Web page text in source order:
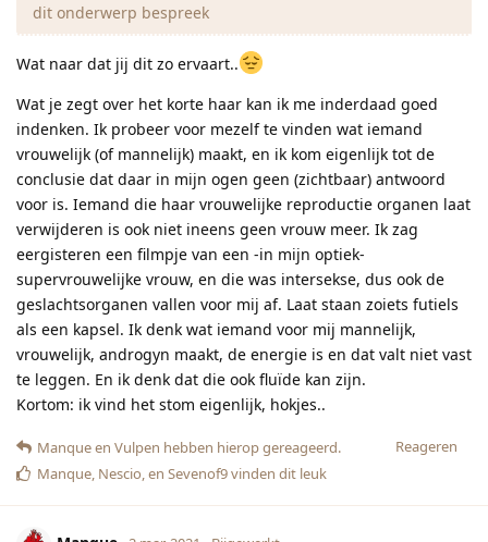
dit onderwerp bespreek
Wat naar dat jij dit zo ervaart..
Wat je zegt over het korte haar kan ik me inderdaad goed
indenken. Ik probeer voor mezelf te vinden wat iemand
vrouwelijk (of mannelijk) maakt, en ik kom eigenlijk tot de
conclusie dat daar in mijn ogen geen (zichtbaar) antwoord
voor is. Iemand die haar vrouwelijke reproductie organen laat
verwijderen is ook niet ineens geen vrouw meer. Ik zag
eergisteren een filmpje van een -in mijn optiek-
supervrouwelijke vrouw, en die was intersekse, dus ook de
geslachtsorganen vallen voor mij af. Laat staan zoiets futiels
als een kapsel. Ik denk wat iemand voor mij mannelijk,
vrouwelijk, androgyn maakt, de energie is en dat valt niet vast
te leggen. En ik denk dat die ook fluïde kan zijn.
Kortom: ik vind het stom eigenlijk, hokjes..
Reageren
Manqueen Vulpen hebben hierop gereageerd.
Manque, Nescio, en Sevenof9vinden dit leuk